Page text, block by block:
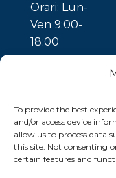
To provide the best
and/or access device
allow us to process data
this site. Not consenting
certain features and
Orari: Lun-
Ven 9:00-
18:00
© 2026 Ubuntu